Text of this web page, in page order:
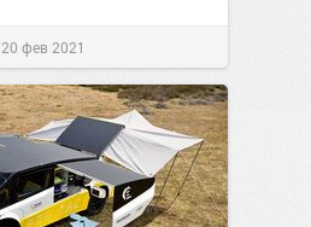
20 фев 2021